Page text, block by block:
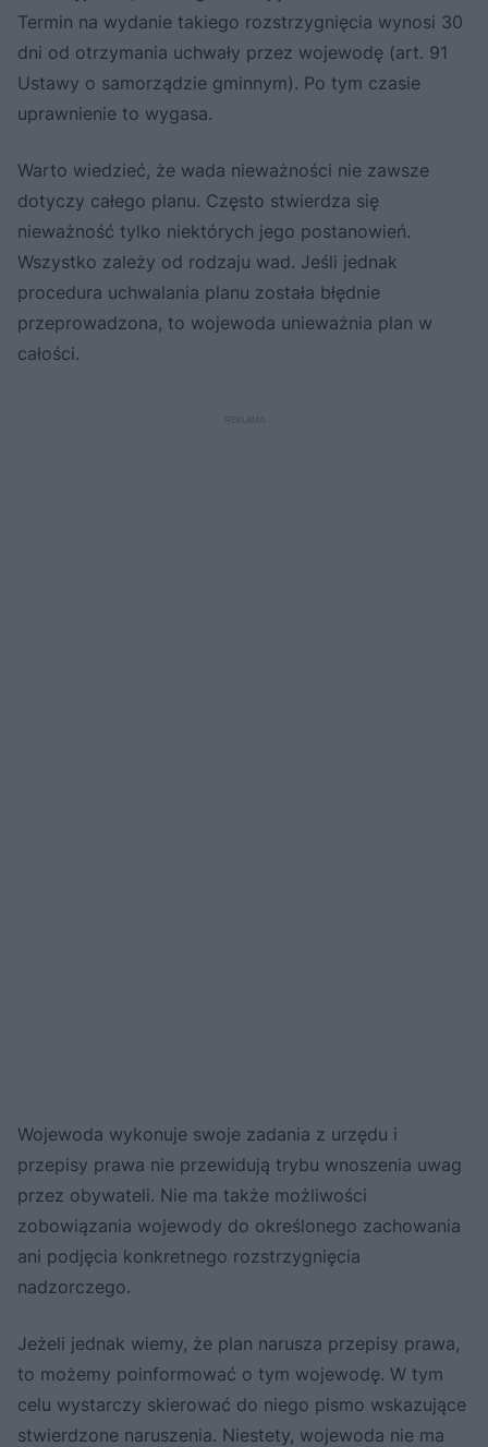
Termin na wydanie takiego rozstrzygnięcia wynosi 30
dni od otrzymania uchwały przez wojewodę (art. 91
Ustawy o samorządzie gminnym). Po tym czasie
uprawnienie to wygasa.
Warto wiedzieć, że wada nieważności nie zawsze
dotyczy całego planu. Często stwierdza się
nieważność tylko niektórych jego postanowień.
Wszystko zależy od rodzaju wad. Jeśli jednak
procedura uchwalania planu została błędnie
przeprowadzona, to wojewoda unieważnia plan w
całości.
Wojewoda wykonuje swoje zadania z urzędu i
przepisy prawa nie przewidują trybu wnoszenia uwag
przez obywateli. Nie ma także możliwości
zobowiązania wojewody do określonego zachowania
ani podjęcia konkretnego rozstrzygnięcia
nadzorczego.
Jeżeli jednak wiemy, że plan narusza przepisy prawa,
to możemy poinformować o tym wojewodę. W tym
celu wystarczy skierować do niego pismo wskazujące
stwierdzone naruszenia. Niestety, wojewoda nie ma